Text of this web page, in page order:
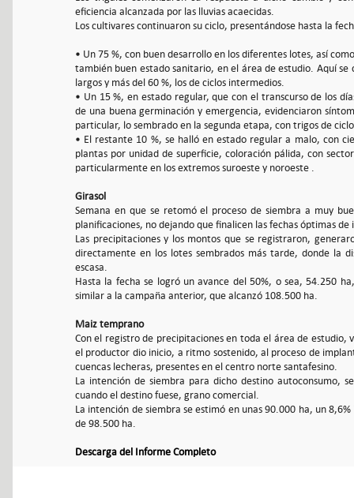
eficiencia alcanzada por las lluvias acaecidas.
Los cultivares continuaron su ciclo, presentándose hasta la
• Un 75 %, con buen desarrollo en los diferentes lotes, así
también buen estado sanitario, en el área de estudio. Aquí
largos y más del 60 %, los de ciclos intermedios.
• Un 15 %, en estado regular, que con el transcurso de los
de una buena germinación y emergencia, evidenciaron
particular, lo sembrado en la segunda etapa, con trigos de
• El restante 10 %, se halló en estado regular a malo, con
plantas por unidad de superficie, coloración pálida, con
particularmente en los extremos suroeste y noroeste .
Girasol
Semana en que se retomó el proceso de siembra a muy
planificaciones, no dejando que finalicen las fechas óptimas
Las precipitaciones y los montos que se registraron,
directamente en los lotes sembrados más tarde, donde la
escasa.
Hasta la fecha se logró un avance del 50%, o sea, 54.250
similar a la campaña anterior, que alcanzó 108.500 ha.
Maiz temprano
Con el registro de precipitaciones en toda el área de
el productor dio inicio, a ritmo sostenido, al proceso de
cuencas lecheras, presentes en el centro norte santafesino.
La intención de siembra para dicho destino autoconsumo,
cuando el destino fuese, grano comercial.
La intención de siembra se estimó en unas 90.000 ha, un
de 98.500 ha.
Descarga del Informe Completo